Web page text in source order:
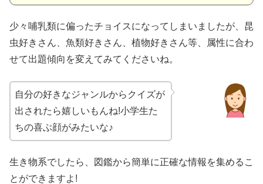
少々哺乳類に偏ったチョイスになってしまいましたが、昆
虫好きさん、魚類好きさん、植物好きさん等、属性に合わ
せて出題傾向を変えてみてくださいね。
自分の好きなジャンルからクイズが
出されたら嬉しいもんね!小学生た
ちの喜ぶ顔がみたいな♪
生き物系でしたら、図鑑から簡単に正確な情報を集めるこ
とができますよ!